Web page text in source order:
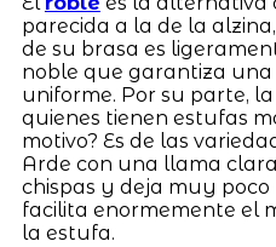
parecida a la de la
de su brasa es
noble que garantiza
uniforme. Por su parte,
quienes tienen estufas
motivo? Es de las
Arde con una llama
chispas y deja muy poco
facilita enormemente el
la estufa.